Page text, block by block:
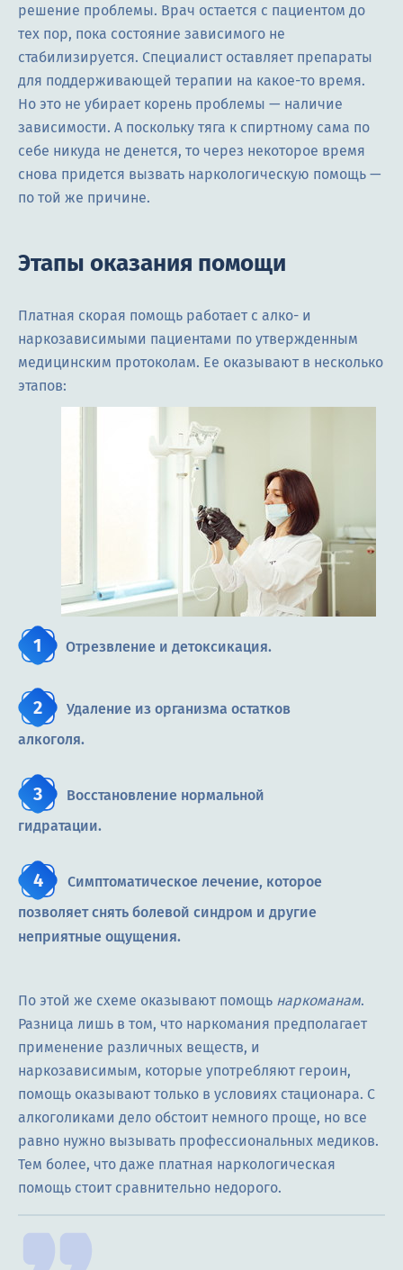
решение проблемы. Врач остается с пациентом до
тех пор, пока состояние зависимого не
стабилизируется. Специалист оставляет препараты
для поддерживающей терапии на какое-то время.
Но это не убирает корень проблемы — наличие
зависимости. А поскольку тяга к спиртному сама по
себе никуда не денется, то через некоторое время
снова придется вызвать наркологическую помощь —
по той же причине.
Этапы оказания помощи
Платная скорая помощь работает с алко- и
наркозависимыми пациентами по утвержденным
медицинским протоколам. Ее оказывают в несколько
этапов:
Отрезвление и детоксикация.
Удаление из организма остатков
алкоголя.
Восстановление нормальной
гидратации.
Симптоматическое лечение, которое
позволяет снять болевой синдром и другие
неприятные ощущения.
По этой же схеме оказывают помощь наркоманам.
Разница лишь в том, что наркомания предполагает
применение различных веществ, и
наркозависимым, которые употребляют героин,
помощь оказывают только в условиях стационара. С
алкоголиками дело обстоит немного проще, но все
равно нужно вызывать профессиональных медиков.
Тем более, что даже платная наркологическая
помощь стоит сравнительно недорого.